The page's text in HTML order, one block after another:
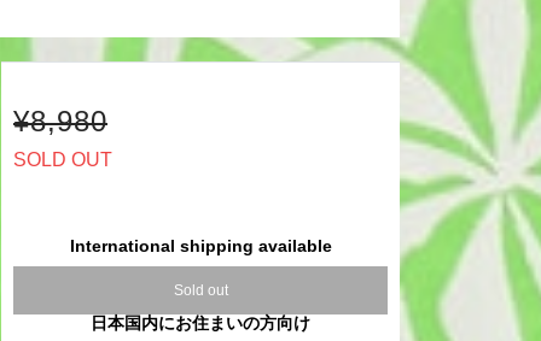
¥8,980
SOLD OUT
International shipping available
Sold out
日本国内にお住まいの方向け